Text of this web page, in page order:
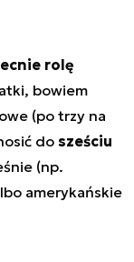
rolę
bowiem
(po trzy na
do sześciu
(np.
amerykańskie